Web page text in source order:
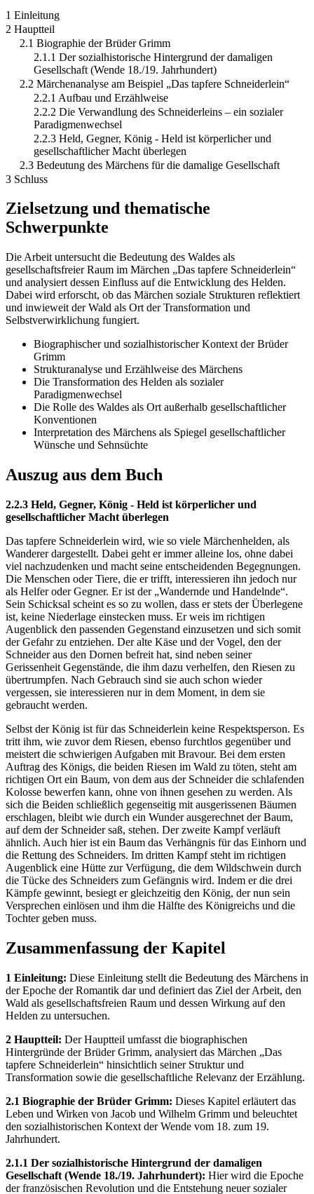
1 Einleitung
2 Hauptteil
2.1 Biographie der Brüder Grimm
2.1.1 Der sozialhistorische Hintergrund der damaligen
Gesellschaft (Wende 18./19. Jahrhundert)
2.2 Märchenanalyse am Beispiel „Das tapfere Schneiderlein“
2.2.1 Aufbau und Erzählweise
2.2.2 Die Verwandlung des Schneiderleins – ein sozialer
Paradigmenwechsel
2.2.3 Held, Gegner, König - Held ist körperlicher und
gesellschaftlicher Macht überlegen
2.3 Bedeutung des Märchens für die damalige Gesellschaft
3 Schluss
Zielsetzung und thematische
Schwerpunkte
Die Arbeit untersucht die Bedeutung des Waldes als
gesellschaftsfreier Raum im Märchen „Das tapfere Schneiderlein“
und analysiert dessen Einfluss auf die Entwicklung des Helden.
Dabei wird erforscht, ob das Märchen soziale Strukturen reflektiert
und inwieweit der Wald als Ort der Transformation und
Selbstverwirklichung fungiert.
Biographischer und sozialhistorischer Kontext der Brüder
Grimm
Strukturanalyse und Erzählweise des Märchens
Die Transformation des Helden als sozialer
Paradigmenwechsel
Die Rolle des Waldes als Ort außerhalb gesellschaftlicher
Konventionen
Interpretation des Märchens als Spiegel gesellschaftlicher
Wünsche und Sehnsüchte
Auszug aus dem Buch
2.2.3 Held, Gegner, König - Held ist körperlicher und
gesellschaftlicher Macht überlegen
Das tapfere Schneiderlein wird, wie so viele Märchenhelden, als
Wanderer dargestellt. Dabei geht er immer alleine los, ohne dabei
viel nachzudenken und macht seine entscheidenden Begegnungen.
Die Menschen oder Tiere, die er trifft, interessieren ihn jedoch nur
als Helfer oder Gegner. Er ist der „Wandernde und Handelnde“.
Sein Schicksal scheint es so zu wollen, dass er stets der Überlegene
ist, keine Niederlage einstecken muss. Er weis im richtigen
Augenblick den passenden Gegenstand einzusetzen und sich somit
der Gefahr zu entziehen. Der alte Käse und der Vogel, den der
Schneider aus den Dornen befreit hat, sind neben seiner
Gerissenheit Gegenstände, die ihm dazu verhelfen, den Riesen zu
übertrumpfen. Nach Gebrauch sind sie auch schon wieder
vergessen, sie interessieren nur in dem Moment, in dem sie
gebraucht werden.
Selbst der König ist für das Schneiderlein keine Respektsperson. Es
tritt ihm, wie zuvor dem Riesen, ebenso furchtlos gegenüber und
meistert die schwierigen Aufgaben mit Bravour. Bei dem ersten
Auftrag des Königs, die beiden Riesen im Wald zu töten, steht am
richtigen Ort ein Baum, von dem aus der Schneider die schlafenden
Kolosse bewerfen kann, ohne von ihnen gesehen zu werden. Als
sich die Beiden schließlich gegenseitig mit ausgerissenen Bäumen
erschlagen, bleibt wie durch ein Wunder ausgerechnet der Baum,
auf dem der Schneider saß, stehen. Der zweite Kampf verläuft
ähnlich. Auch hier ist ein Baum das Verhängnis für das Einhorn und
die Rettung des Schneiders. Im dritten Kampf steht im richtigen
Augenblick eine Hütte zur Verfügung, die dem Wildschwein durch
die Tücke des Schneiders zum Gefängnis wird. Indem er die drei
Kämpfe gewinnt, besiegt er gleichzeitig den König, der nun sein
Versprechen einlösen und ihm die Hälfte des Königreichs und die
Tochter geben muss.
Zusammenfassung der Kapitel
1 Einleitung: Diese Einleitung stellt die Bedeutung des Märchens in
der Epoche der Romantik dar und definiert das Ziel der Arbeit, den
Wald als gesellschaftsfreien Raum und dessen Wirkung auf den
Helden zu untersuchen.
2 Hauptteil: Der Hauptteil umfasst die biographischen
Hintergründe der Brüder Grimm, analysiert das Märchen „Das
tapfere Schneiderlein“ hinsichtlich seiner Struktur und
Transformation sowie die gesellschaftliche Relevanz der Erzählung.
2.1 Biographie der Brüder Grimm: Dieses Kapitel erläutert das
Leben und Wirken von Jacob und Wilhelm Grimm und beleuchtet
den sozialhistorischen Kontext der Wende vom 18. zum 19.
Jahrhundert.
2.1.1 Der sozialhistorische Hintergrund der damaligen
Gesellschaft (Wende 18./19. Jahrhundert): Hier wird die Epoche
der französischen Revolution und die Entstehung neuer sozialer